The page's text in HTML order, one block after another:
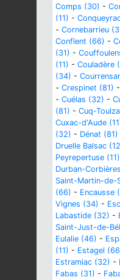
Comps (30) -
(11) -
- Cornebarrieu
Conflent (66) -
(31) -
(11) - Couladère
(34) -
- Crespinet (81) -
- Cuélas (32) -
(81) - Cuq-
Cuxac-d'Aude
(32) - Dénat (81)
Druelle Balsac
Peyrepertuse (11)
Durban-
Saint-Martin-de-
(66) - Encausse
Vignes (34) -
Labastide (32) -
Saint-Just-de-
Eulalie (46) -
(11) - Estagel
Estramiac (32) -
Fabas (31) -